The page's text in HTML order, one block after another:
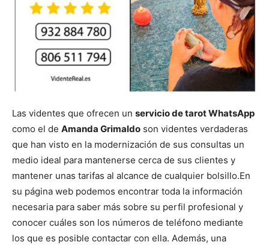
Las videntes que ofrecen un servicio de tarot WhatsApp
como el de Amanda Grimaldo son videntes verdaderas
que han visto en la modernización de sus consultas un
medio ideal para mantenerse cerca de sus clientes y
mantener unas tarifas al alcance de cualquier bolsillo.En
su página web podemos encontrar toda la información
necesaria para saber más sobre su perfil profesional y
conocer cuáles son los números de teléfono mediante
los que es posible contactar con ella. Además, una